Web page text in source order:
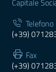
Capitale
Telefono
(+39)
Fax
(+39)